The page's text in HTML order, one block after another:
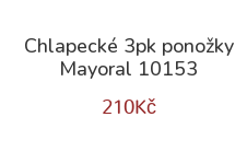
Chlapecké 3pk ponožky
Mayoral 10153
210Kč